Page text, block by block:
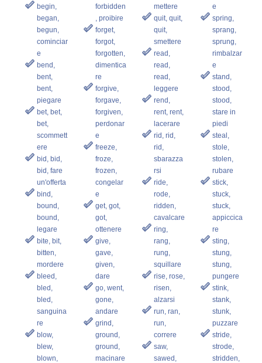
begin,
began,
begun,
cominciar
e
bend,
bent,
bent,
piegare
bet, bet,
bet,
scommett
ere
bid, bid,
bid, fare
un'offerta
bind,
bound,
bound,
legare
bite, bit,
bitten,
mordere
bleed,
bled,
bled,
sanguina
re
blow,
blew,
blown,
forbidden
, proibire
forget,
forgot,
forgotten,
dimentica
re
forgive,
forgave,
forgiven,
perdonar
e
freeze,
froze,
frozen,
congelar
e
get, got,
got,
ottenere
give,
gave,
given,
dare
go, went,
gone,
andare
grind,
ground,
ground,
macinare
mettere
quit, quit,
quit,
smettere
read,
read,
read,
leggere
rend,
rent, rent,
lacerare
rid, rid,
rid,
sbarazza
rsi
ride,
rode,
ridden,
cavalcare
ring,
rang,
rung,
squillare
rise, rose,
risen,
alzarsi
run, ran,
run,
correre
saw,
sawed,
e
spring,
sprang,
sprung,
rimbalzar
e
stand,
stood,
stood,
stare in
piedi
steal,
stole,
stolen,
rubare
stick,
stuck,
stuck,
appiccica
re
sting,
stung,
stung,
pungere
stink,
stank,
stunk,
puzzare
stride,
strode,
stridden,